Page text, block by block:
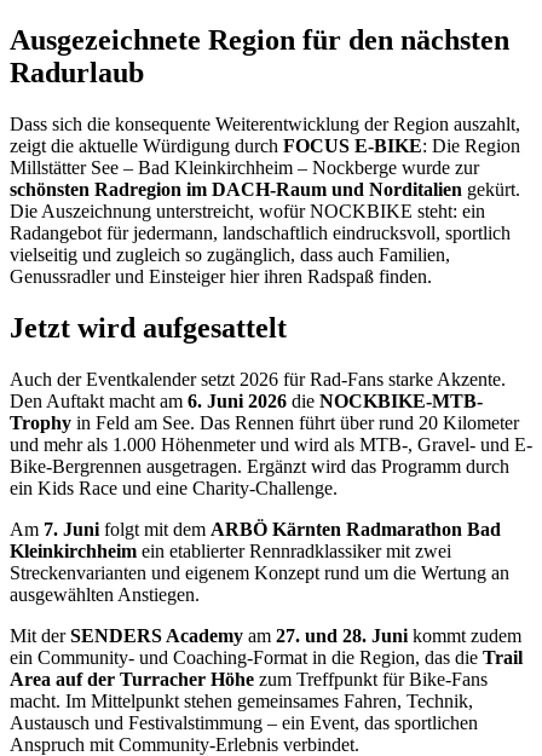
Ausgezeichnete Region für den nächsten
Radurlaub
Dass sich die konsequente Weiterentwicklung der Region auszahlt,
zeigt die aktuelle Würdigung durch FOCUS E-BIKE: Die Region
Millstätter See – Bad Kleinkirchheim – Nockberge wurde zur
schönsten Radregion im DACH-Raum und Norditalien gekürt.
Die Auszeichnung unterstreicht, wofür NOCKBIKE steht: ein
Radangebot für jedermann, landschaftlich eindrucksvoll, sportlich
vielseitig und zugleich so zugänglich, dass auch Familien,
Genussradler und Einsteiger hier ihren Radspaß finden.
Jetzt wird aufgesattelt
Auch der Eventkalender setzt 2026 für Rad-Fans starke Akzente.
Den Auftakt macht am 6. Juni 2026 die NOCKBIKE-MTB-
Trophy in Feld am See. Das Rennen führt über rund 20 Kilometer
und mehr als 1.000 Höhenmeter und wird als MTB-, Gravel- und E-
Bike-Bergrennen ausgetragen. Ergänzt wird das Programm durch
ein Kids Race und eine Charity-Challenge.
Am 7. Juni folgt mit dem ARBÖ Kärnten Radmarathon Bad
Kleinkirchheim ein etablierter Rennradklassiker mit zwei
Streckenvarianten und eigenem Konzept rund um die Wertung an
ausgewählten Anstiegen.
Mit derSENDERS Academy am 27. und 28. Juni kommt zudem
ein Community- und Coaching-Format in die Region, das die Trail
Area auf der Turracher Höhe zum Treffpunkt für Bike-Fans
macht. Im Mittelpunkt stehen gemeinsames Fahren, Technik,
Austausch und Festivalstimmung – ein Event, das sportlichen
Anspruch mit Community-Erlebnis verbindet.